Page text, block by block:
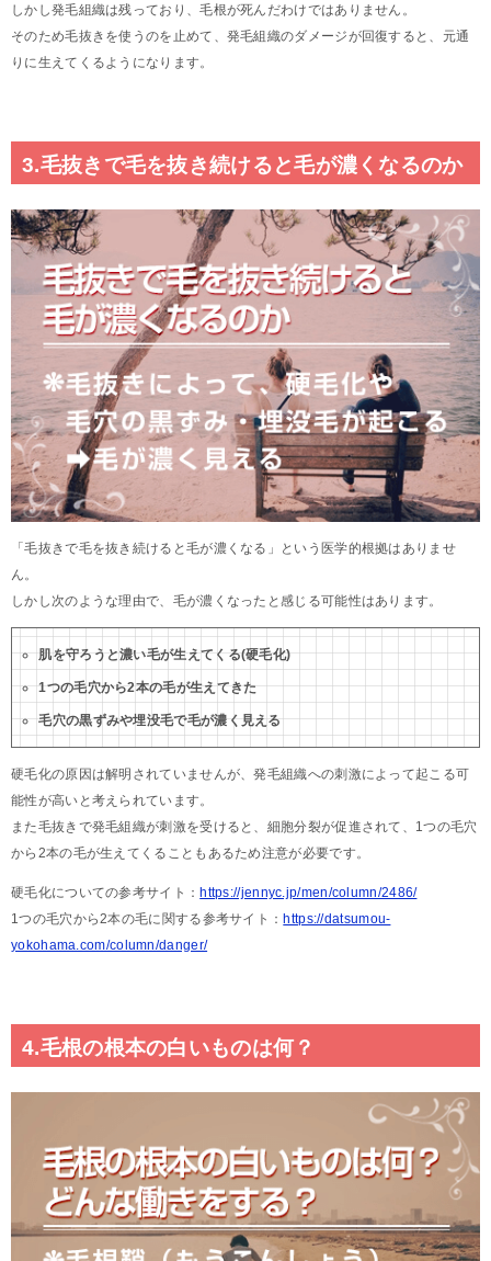
しかし発毛組織は残っており、毛根が死んだわけではありません。
そのため毛抜きを使うのを止めて、発毛組織のダメージが回復すると、元通
りに生えてくるようになります。
3.毛抜きで毛を抜き続けると毛が濃くなるのか
「毛抜きで毛を抜き続けると毛が濃くなる」という医学的根拠はありませ
ん。
しかし次のような理由で、毛が濃くなったと感じる可能性はあります。
肌を守ろうと濃い毛が生えてくる(硬毛化)
1つの毛穴から2本の毛が生えてきた
毛穴の黒ずみや埋没毛で毛が濃く見える
硬毛化の原因は解明されていませんが、発毛組織への刺激によって起こる可
能性が高いと考えられています。
また毛抜きで発毛組織が刺激を受けると、細胞分裂が促進されて、1つの毛穴
から2本の毛が生えてくることもあるため注意が必要です。
硬毛化についての参考サイト： https://jennyc.jp/men/column/2486/
1つの毛穴から2本の毛に関する参考サイト： https://datsumou-
yokohama.com/column/danger/
4.毛根の根本の白いものは何？